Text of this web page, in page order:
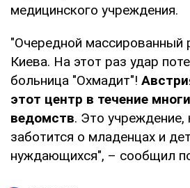
медицинского учреждения.
"Очередной массированный
Киева. На этот раз удар
больница "Охмадит"!
этот центр в течение
ведомств. Это учреждение,
заботится о младенцах и
нуждающихся", – сообщил